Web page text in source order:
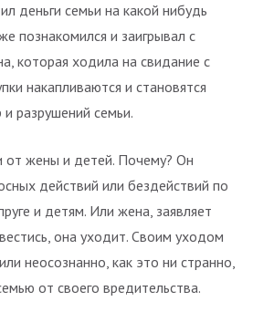
деньги семьи на какой нибудь
познакомился и заигрывал с
которая ходила на свидание с
накапливаются и становятся
разрушений семьи.
от жены и детей. Почему? Он
действий или бездействий по
и детям. Или жена, заявляет
она уходит. Своим уходом
неосознанно, как это ни странно,
от своего вредительства.